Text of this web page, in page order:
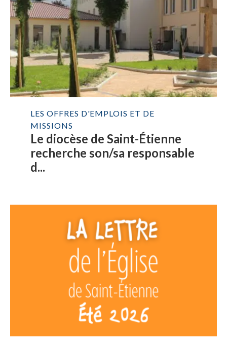
LES OFFRES D'EMPLOIS ET DE
MISSIONS
Le diocèse de Saint-Étienne
recherche son/sa responsable
d...